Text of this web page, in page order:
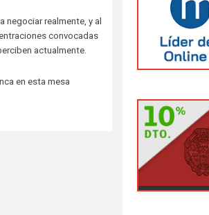
negociar realmente, y al
convocadas
actualmente.
en esta mesa